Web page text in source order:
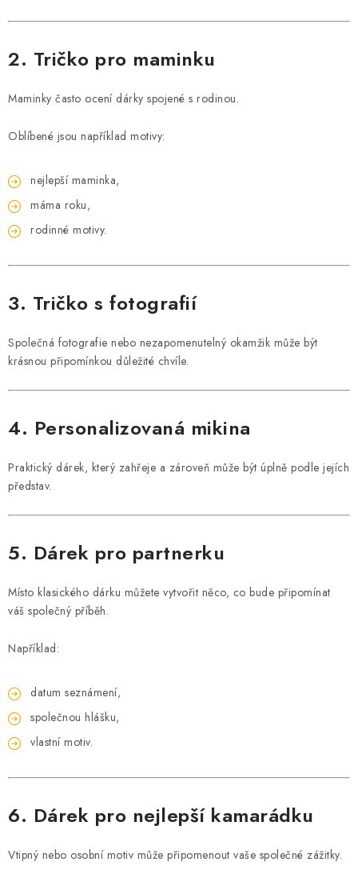
2. Tričko pro maminku
Maminky často ocení dárky spojené s rodinou.
Oblíbené jsou například motivy:
nejlepší maminka,
máma roku,
rodinné motivy.
3. Tričko s fotografií
Společná fotografie nebo nezapomenutelný okamžik může být
krásnou připomínkou důležité chvíle.
4. Personalizovaná mikina
Praktický dárek, který zahřeje a zároveň může být úplně podle jejích
představ.
5. Dárek pro partnerku
Místo klasického dárku můžete vytvořit něco, co bude připomínat
váš společný příběh.
Například:
datum seznámení,
společnou hlášku,
vlastní motiv.
6. Dárek pro nejlepší kamarádku
Vtipný nebo osobní motiv může připomenout vaše společné zážitky.